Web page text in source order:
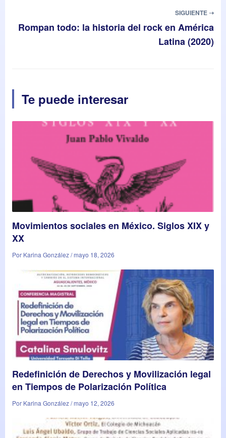
SIGUIENTE ➝
Rompan todo: la historia del rock en América
Latina (2020)
Te puede interesar
Movimientos sociales en México. Siglos XIX y
XX
Por Karina González / mayo 18, 2026
Redefinición de Derechos y Movilización legal
en Tiempos de Polarización Política
Por Karina González / mayo 12, 2026